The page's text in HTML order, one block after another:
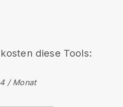
diese Tools:
/ Monat